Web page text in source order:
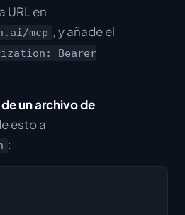
URL en
mcp , y añade el
Bearer
un archivo de
esto a
: